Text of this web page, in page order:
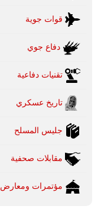
قوات جوية
دفاع جوي
تقنيات دفاعية
تاريخ عسكري
جليس المسلح
مقابلات صحفية
مؤتمرات ومعارض